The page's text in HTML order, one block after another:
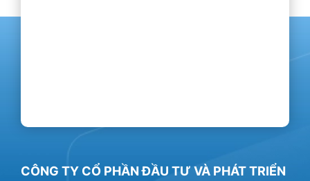
CÔNG TY CỔ PHẦN ĐẦU TƯ VÀ PHÁT TRIỂN